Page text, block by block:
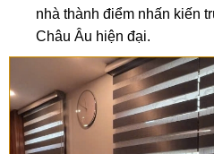
nhà thành điểm nhấn kiến
Châu Âu hiện đại.